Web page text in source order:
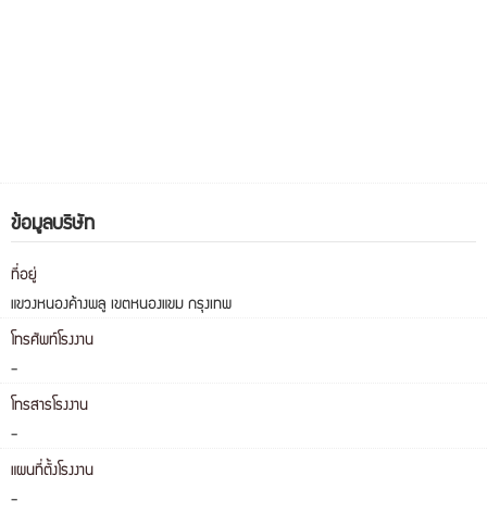
ข้อมูลบริษัท
ที่อยู่
แขวงหนองค้างพลู เขตหนองแขม กรุงเทพ
โทรศัพท์โรงงาน
-
โทรสารโรงงาน
-
แผนที่ตั้งโรงงาน
-